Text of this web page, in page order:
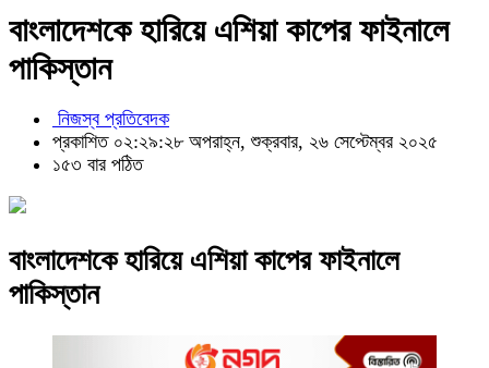
বাংলাদেশকে হারিয়ে এশিয়া কাপের ফাইনালে
পাকিস্তান
নিজস্ব প্রতিবেদক
প্রকাশিত ০২:২৯:২৮ অপরাহ্ন, শুক্রবার, ২৬ সেপ্টেম্বর ২০২৫
১৫৩ বার পঠিত
বাংলাদেশকে হারিয়ে এশিয়া কাপের ফাইনালে
পাকিস্তান